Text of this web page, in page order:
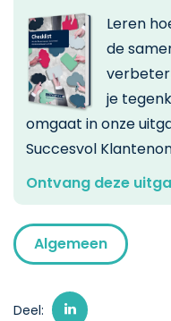
Leren
de
je
omgaat in onze
Succesvol
Ontvang deze
Algemeen
Deel: